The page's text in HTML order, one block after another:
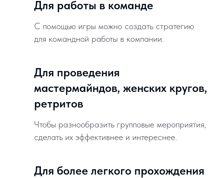
Для работы в команде
С помощью игры можно создать стратегию
для командной работы в компании.
Для проведения
мастермайндов, женских кругов,
ретритов
Чтобы разнообразить групповые мероприятия,
сделать их эффективнее и интереснее.
Для более легкого прохождения